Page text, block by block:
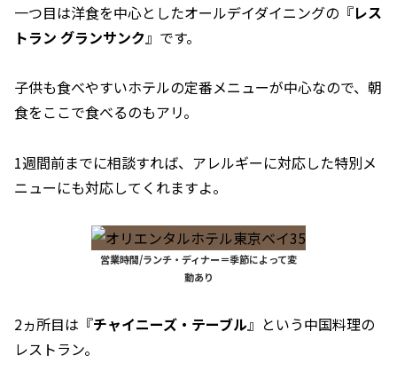
一つ目は洋食を中心としたオールデイダイニングの『レス
トラン グランサンク』です。
子供も食べやすいホテルの定番メニューが中心なので、朝
食をここで食べるのもアリ。
1週間前までに相談すれば、アレルギーに対応した特別メ
ニューにも対応してくれますよ。
営業時間/ランチ・ディナー＝季節によって変
動あり
2ヵ所目は『チャイニーズ・テーブル』という中国料理の
レストラン。